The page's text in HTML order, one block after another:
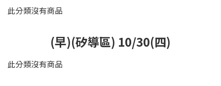
此分類沒有商品
(早)(矽導區) 10/30(四)
此分類沒有商品